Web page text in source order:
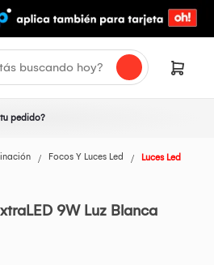
pedido?
Focos Y Luces Led Luces Led
9W Luz Blanca